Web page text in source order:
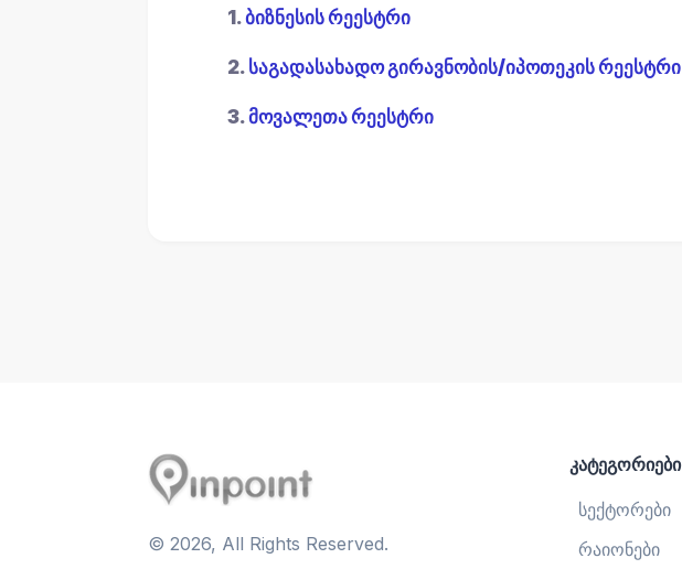
1.ბიზნესის რეესტრი
2. საგადასახადო გირავნობის/იპოთეკის რეესტრი
3.მოვალეთა რეესტრი
© 2026, All Rights Reserved.
კატეგორიები
სექტორები
რაიონები